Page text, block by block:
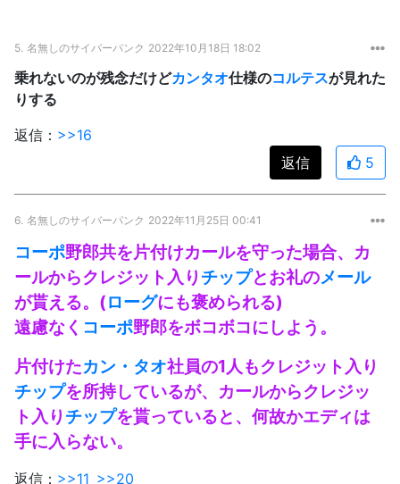
5. 名無しのサイバーパンク 2022年10月18日 18:02
乗れないのが残念だけどカンタオ仕様のコルテスが見れた
りする
返信： >>16
返信
5
6. 名無しのサイバーパンク 2022年11月25日 00:41
コーポ野郎共を片付けカールを守った場合、カ
ールからクレジット入り チップとお礼のメール
が貰える。(ローグにも褒められる)
遠慮なく コーポ野郎をボコボコにしよう。
片付けたカン・タオ社員の1人もクレジット入り
チップを所持しているが、カールからクレジッ
ト入り チップを貰っていると、何故かエディは
手に入らない。
返信： >>11 >>20